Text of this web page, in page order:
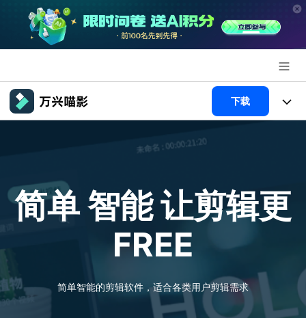
推荐产品
关于万兴
下载
产品功能
视频/照片
AI 绘画
解决方案
专业创作人群
文章资讯
帮助中心
简单 智能让剪辑更
FREE
简单智能的剪辑软件，适合各类用户剪辑需求